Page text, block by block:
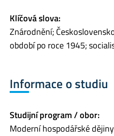
Klíčová slova:
Znárodnění;
období po roce 1945;
Informace o studiu
Studijní program / obor:
Moderní hospodářské dějiny